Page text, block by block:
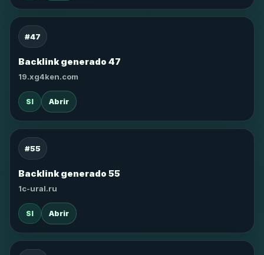
#47
Backlink generado 47
19.xg4ken.com
SI Abrir
#55
Backlink generado 55
1c-ural.ru
SI Abrir